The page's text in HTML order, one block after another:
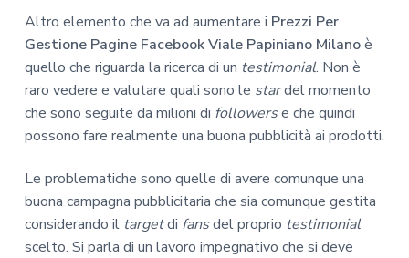
Altro elemento che va ad aumentare i Prezzi Per
Gestione Pagine Facebook Viale Papiniano Milanoè
quello che riguarda la ricerca di un testimonial. Non è
raro vedere e valutare quali sono le stardel momento
che sono seguite da milioni di followerse che quindi
possono fare realmente una buona pubblicità ai prodotti.
Le problematiche sono quelle di avere comunque una
buona campagna pubblicitaria che sia comunque gestita
considerando il targetdi fansdel proprio testimonial
scelto. Si parla di un lavoro impegnativo che si deve